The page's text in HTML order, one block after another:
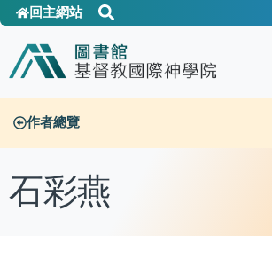
回主網站
作者總覽
石彩燕